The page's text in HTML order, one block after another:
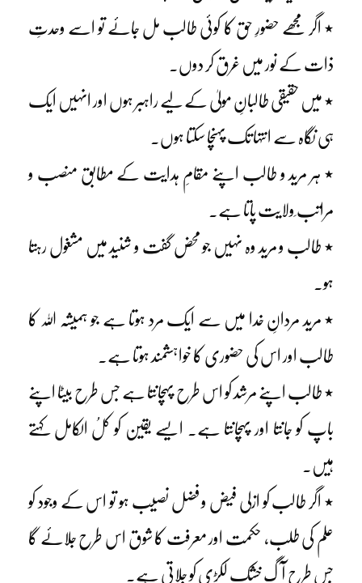
٭ اگر مجھے حضورِ حق کا کوئی طالب مل جائے تو اسے وحدتِ
ذات کے نور میں غرق کر دوں۔
٭ میں حقیقی طالبانِ مولیٰ کے لیے راہبر ہوں اور انہیں ایک
ہی نگاہ سے انتہا تک پہنچا سکتا ہوں۔
٭ ہر مرید و طالب اپنے مقامِ ہدایت کے مطابق منصب و
مراتب ِولایت پاتا ہے۔
٭ طالب و مرید وہ نہیں جو محض گفت و شنید میں مشغول رہتا
ہو۔
٭ مرید مردانِ خدا میں سے ایک مرد ہوتا ہے جو ہمیشہ اللہ کا
طالب اور اس کی حضوری کا خواہشمند ہوتا ہے۔
٭ طالب اپنے مرشد کو اس طرح پہچانتا ہے جس طرح بیٹا اپنے
باپ کو جانتا اور پہچانتا ہے۔ ایسے یقین کو کلُ الکامل کہتے
ہیں۔
٭ اگر طالب کو ازلی فیض و فضل نصیب ہو تو اس کے وجود کو
علم کی طلب، حکمت اور معرفت کا شوق اس طرح جلائے گا
جس طرح آگ خشک لکڑی کو جلاتی ہے۔